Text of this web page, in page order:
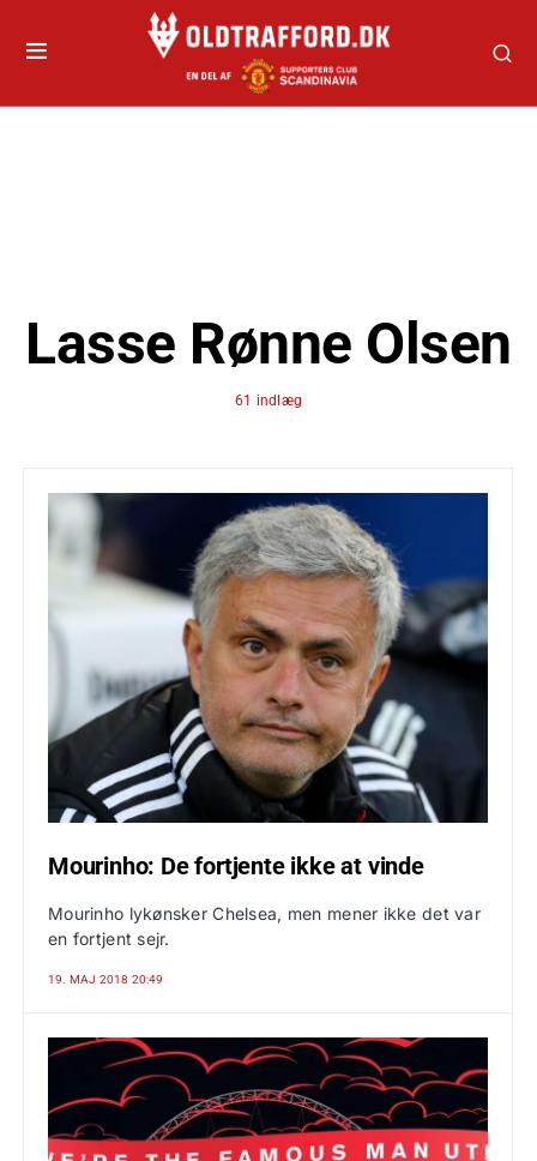
Lasse Rønne Olsen
61 indlæg
Mourinho: De fortjente ikke at vinde
Mourinho lykønsker Chelsea, men mener ikke det var
en fortjent sejr.
19. MAJ 2018 20:49